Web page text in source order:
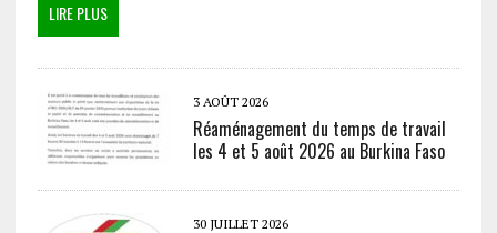
LIRE PLUS
3 AOÛT 2026
Réaménagement du temps de travail
les 4 et 5 août 2026 au Burkina Faso
30 JUILLET 2026